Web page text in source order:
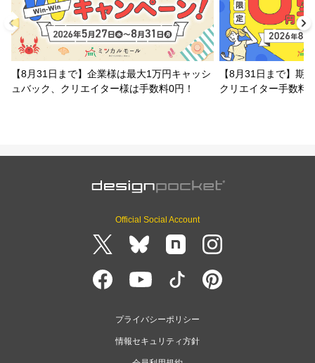
【8月31日まで】企業様は最大1万円キャッシ
ュバック、クリエイター様は手数料0円！
【8月31日まで】期
クリエイター手数料
Official Social Account
プライバシーポリシー
情報セキュリティ方針